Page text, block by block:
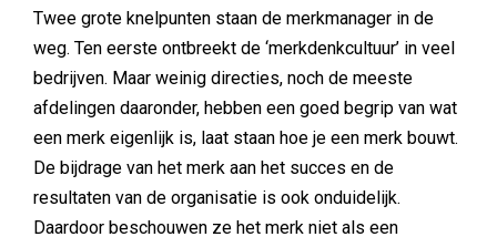
Twee grote knelpunten staan de merkmanager in de
weg. Ten eerste ontbreekt de ‘merkdenkcultuur’ in veel
bedrijven. Maar weinig directies, noch de meeste
afdelingen daaronder, hebben een goed begrip van wat
een merk eigenlijk is, laat staan hoe je een merk bouwt.
De bijdrage van het merk aan het succes en de
resultaten van de organisatie is ook onduidelijk.
Daardoor beschouwen ze het merk niet als een